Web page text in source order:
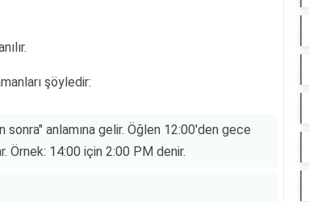
şöyledir:
anlamına gelir. Öğlen 12:00'den gece
Örnek: 14:00 için 2:00 PM denir.